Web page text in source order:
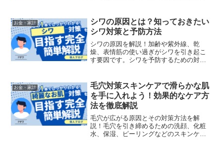
お金・家計
シワの原因とは？知っておきたい
シワ対策と予防方法
シワの原因を解説！加齢や紫外線、乾
燥、表情筋の使い過ぎがシワを引き起こ
す要因です。シワを予防するための対策
お金・家計
毛穴対策スキンケアで滑らかな肌
を手に入れよう！効果的なケア方
法を徹底解説
毛穴が広がる原因とその対策方法を解
説！毛穴を引き締めるための洗顔、化粧
水、保湿、ピーリングなどのスキンケア